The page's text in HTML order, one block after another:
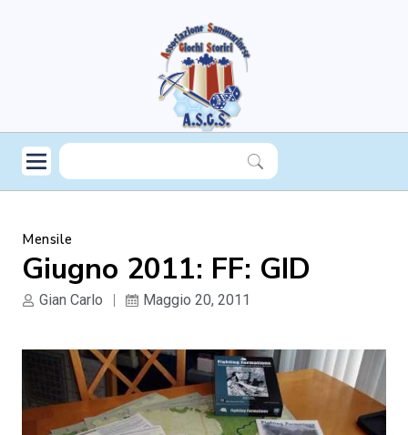
Mensile
Giugno 2011: FF: GID
Gian Carlo Maggio 20, 2011